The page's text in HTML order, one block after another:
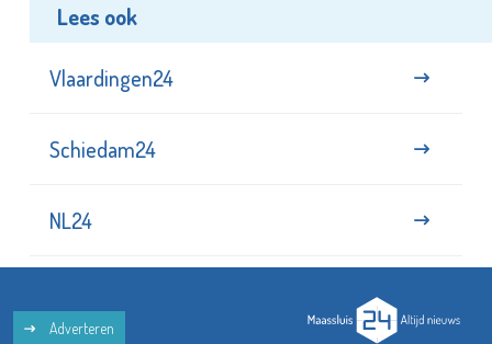
Lees ook
Vlaardingen24
Schiedam24
NL24
Adverteren